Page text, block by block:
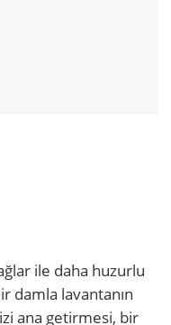
ile daha huzurlu
damla lavantanın
ana getirmesi, bir